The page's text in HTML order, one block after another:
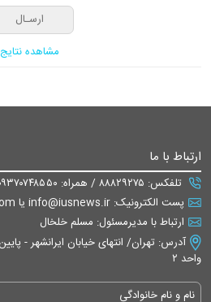
مشاهده نتایج
ارتباط با ما
تلفکس: ۸۸۸۲۹۲۷۵ / همراه: ۰۹۳۷۰۷۴۸۵۵۰
پست الکترونیک: info@iusnews.ir یا eiusnews@gmail.com
ارتباط با مدیرمسئول: مسلم خلخال
واحد ۲